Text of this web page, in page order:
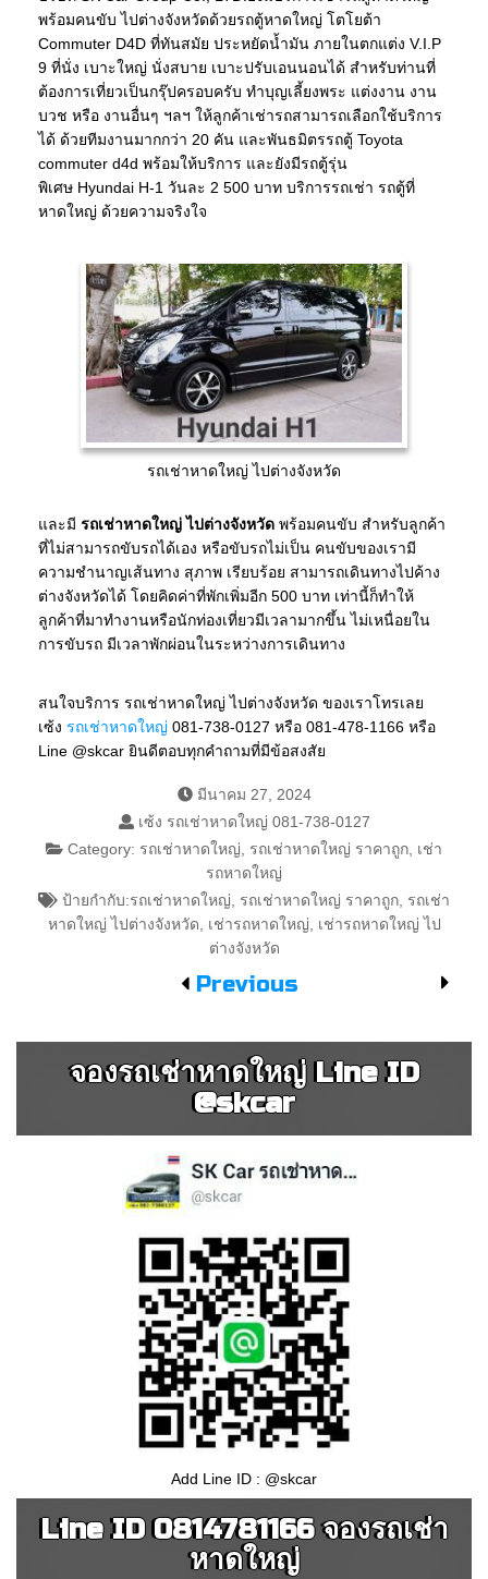
พร้อมคนขับ ไปต่างจังหวัดด้วยรถตู้หาดใหญ่ โตโยต้า
Commuter D4D ที่ทันสมัย ประหยัดน้ำมัน ภายในตกแต่ง V.I.P
9 ที่นั่ง เบาะใหญ่ นั่งสบาย เบาะปรับเอนนอนได้ สำหรับท่านที่
ต้องการเที่ยวเป็นกรุ๊ปครอบครับ ทำบุญเลี้ยงพระ แต่งงาน งาน
บวช หรือ งานอื่นๆ ฯลฯ ให้ลูกค้าเช่ารถสามารถเลือกใช้บริการ
ได้ ด้วยทีมงานมากกว่า 20 คัน และพันธมิตรรถตู้ Toyota
commuter d4d พร้อมให้บริการ และยังมีรถตู้รุ่น
พิเศษ Hyundai H-1 วันละ 2 500 บาท บริการรถเช่า รถตู้ที่
หาดใหญ่ ด้วยความจริงใจ
รถเช่าหาดใหญ่ ไปต่างจังหวัด
และมี รถเช่าหาดใหญ่ ไปต่างจังหวัด พร้อมคนขับ สำหรับลูกค้า
ที่ไม่สามารถขับรถได้เอง หรือขับรถไม่เป็น คนขับของเรามี
ความชำนาญเส้นทาง สุภาพ เรียบร้อย สามารถเดินทางไปค้าง
ต่างจังหวัดได้ โดยคิดค่าที่พักเพิ่มอีก 500 บาท เท่านี้ก็ทำให้
ลูกค้าที่มาทำงานหรือนักท่องเที่ยวมีเวลามากขึ้น ไม่เหนื่อยใน
การขับรถ มีเวลาพักผ่อนในระหว่างการเดินทาง
สนใจบริการ รถเช่าหาดใหญ่ ไปต่างจังหวัด ของเราโทรเลย
เซ้ง รถเช่าหาดใหญ่ 081-738-0127 หรือ 081-478-1166 หรือ
Line @skcar ยินดีตอบทุกคำถามที่มีข้อสงสัย
มีนาคม 27, 2024
เซ้ง รถเช่าหาดใหญ่ 081-738-0127
Category: รถเช่าหาดใหญ่ รถเช่าหาดใหญ่ ราคาถูก เช่า
รถหาดใหญ่
ป้ายกำกับ:รถเช่าหาดใหญ่ รถเช่าหาดใหญ่ ราคาถูก รถเช่า
หาดใหญ่ ไปต่างจังหวัด
เช่ารถหาดใหญ่
เช่ารถหาดใหญ่ ไป
ต่างจังหวัด
Previous
จองรถเช่าหาดใหญ่ Line ID
@skcar
Add Line ID : @skcar
Line ID 0814781166 จองรถเช่า
หาดใหญ่